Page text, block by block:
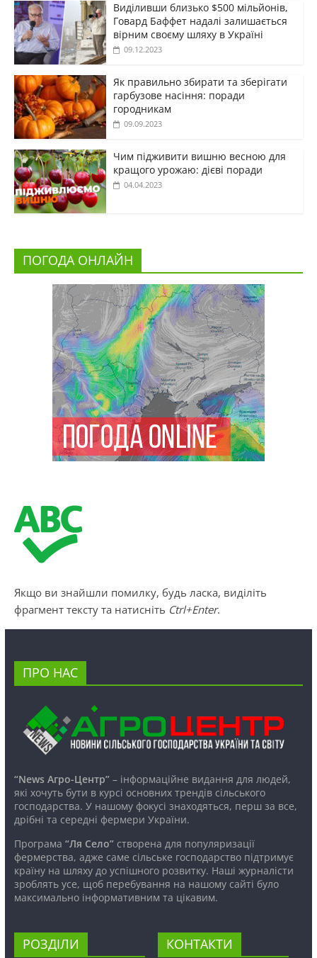
Виділивши близько $500 мільйонів,
Говард Баффет надалі залишається
вірним своєму шляху в Україні
09.12.2023
Як правильно збирати та зберігати
гарбузове насіння: поради
городникам
09.09.2023
Чим підживити вишню весною для
кращого урожаю: дієві поради
04.04.2023
ПОГОДА ОНЛАЙН
Якщо ви знайшли помилку, будь ласка, виділіть
фрагмент тексту та натисніть Ctrl+Enter.
ПРО НАС
“News Агро-Центр”– інформаційне видання для людей,
які хочуть бути в курсі основних трендів сільського
господарства. У нашому фокусі знаходяться, перш за все,
дрібні та середні фермери України.
Програма “Ля Село”створена для популяризації
фермерства, адже саме сільське господарство підтримує
країну на шляху до успішного розвитку. Наші журналісти
зроблять усе, щоб перебування на нашому сайті було
максимально інформативним та цікавим.
РОЗДІЛИ КОНТАКТИ